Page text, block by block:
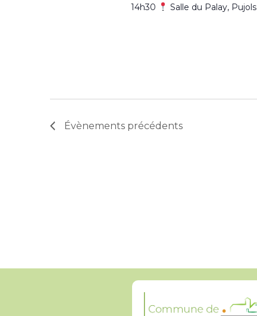
14h30
Salle du Palay, Pujols
Évènements précédents